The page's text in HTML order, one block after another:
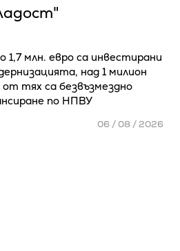
1,7 млн. евро са инвестирани
над 1 милион
от тях са безвъзмездно
по НПВУ
06 / 08 / 2026